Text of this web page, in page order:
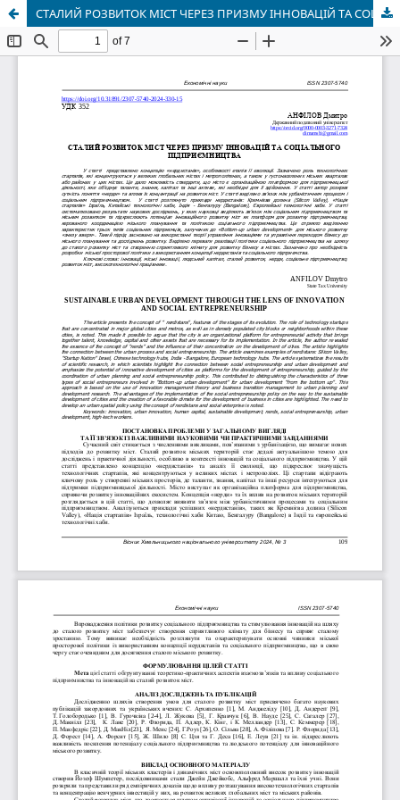
СТАЛИЙ РОЗВИТОК МІСТ ЧЕРЕЗ ПРИЗМУ ІННОВАЦІЙ ТА СОЦІАЛЬНОГО ПІДПРИЄМНИЦТВА